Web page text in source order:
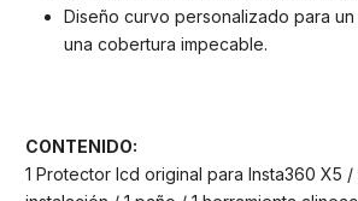
Diseño curvo personalizado para
una cobertura impecable.
CONTENIDO:
1 Protector lcd original para Insta360 X5 /